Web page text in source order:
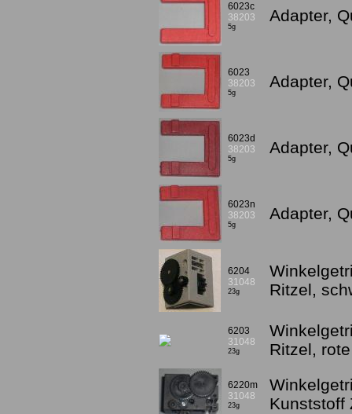
6023c
38203
5g
Adapter,
6023
38203
5g
Adapter,
6023d
38203
5g
Adapter,
6023n
38203
5g
Adapter,
6204
31048
23g
Ritzel,
6203
31048
23g
Ritzel,
6220m
31048
23g
Kunststoff